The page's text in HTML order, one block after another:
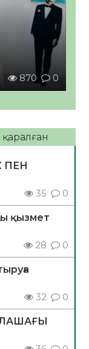
870 0
ПЕН
35 0
қызмет
28 0
32 0